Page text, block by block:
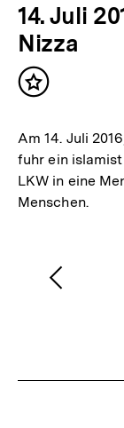
14. Juli
Nizza
Inhalt
Am 14. Juli
fuhr ein
LKW in eine
Menschen.